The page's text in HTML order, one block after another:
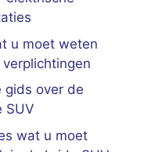
u moet weten
gids over de
SUV
wat u moet